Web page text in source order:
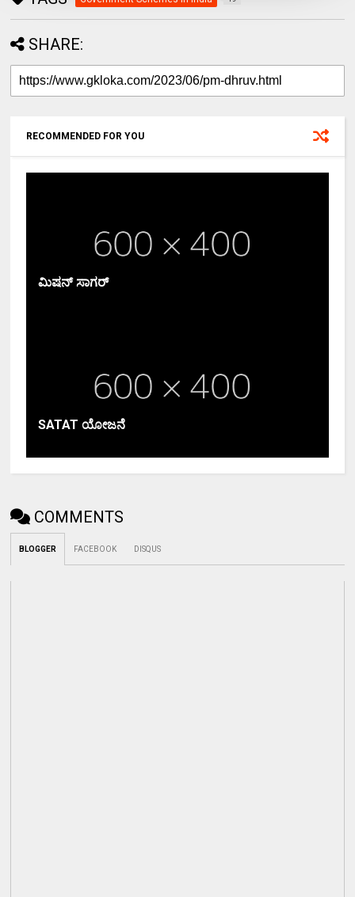
SHARE:
RECOMMENDED FOR YOU
ಮಿಷನ್ ಸಾಗರ್
SATAT ಯೋಜನೆ
COMMENTS
BLOGGER FACEBOOK DISQUS